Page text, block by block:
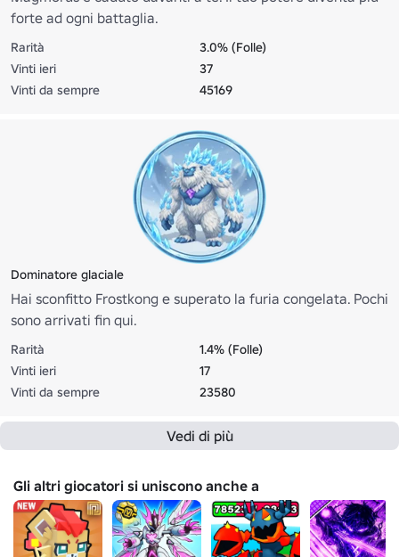
forte ad ogni battaglia.
Rarità
3.0% (Folle)
Vinti ieri
37
Vinti da sempre
45169
Dominatore glaciale
Hai sconfitto Frostkong e superato la furia congelata. Pochi
sono arrivati fin qui.
Rarità
1.4% (Folle)
Vinti ieri
17
Vinti da sempre
23580
Vedi di più
Gli altri giocatori si uniscono anche a